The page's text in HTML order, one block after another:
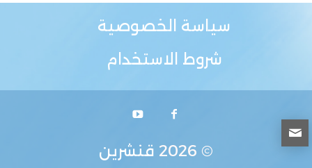
سياسة الخصوصية
شروط الاستخدام
© 2026 قنشرين